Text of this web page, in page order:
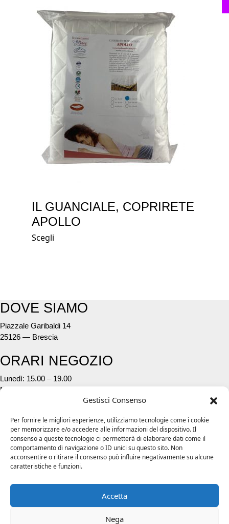
Gestisci Consenso
Per fornire le migliori esperienze, utilizziamo tecnologie come i cookie
per memorizzare e/o accedere alle informazioni del dispositivo. Il
consenso a queste tecnologie ci permetterà di elaborare dati come il
comportamento di navigazione o ID unici su questo sito. Non
acconsentire o ritirare il consenso può influire negativamente su alcune
caratteristiche e funzioni.
Accetta
Nega
IL GUANCIALE, COPRIRETE
APOLLO
Scegli
DOVE SIAMO
Piazzale Garibaldi 14
25126 — Brescia
ORARI NEGOZIO
Lunedì: 15.00 – 19.00
Mar. – Ven.: 09.30 – 12:30 / 15.00 – 19.00
Sabato: 09.30 – 12.30 / 15.00 – 19.30
CONTATTI
Telefono:03041850
Whattsapp:3392011522
E–mail:info@fibra1.it
WEBSITE POLICY